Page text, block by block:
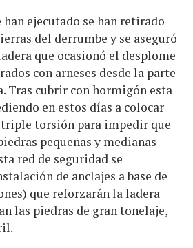
han ejecutado se han retirado
del derrumbe y se aseguró
que ocasionó el desplome
con arneses desde la parte
Tras cubrir con hormigón esta
en estos días a colocar
torsión para impedir que
pequeñas y medianas
red de seguridad se
de anclajes a base de
que reforzarán la ladera
las piedras de gran tonelaje,